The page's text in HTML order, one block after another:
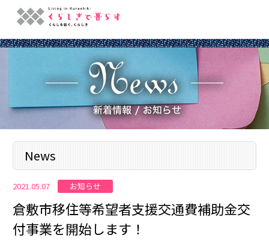
News
2021.05.07 お知らせ
倉敷市移住等希望者支援交通費補助金交
付事業を開始します！